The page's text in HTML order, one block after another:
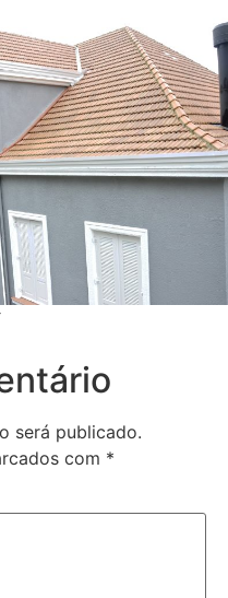
será publicado.
com *